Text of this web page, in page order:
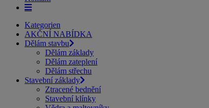
Kategorien
AKČNÍ NABÍDKA
Dělám stavbu
Dělám základy
Dělám zateplení
Dělám střechu
Stavební základy
Ztracené bednění
Stavební klínky